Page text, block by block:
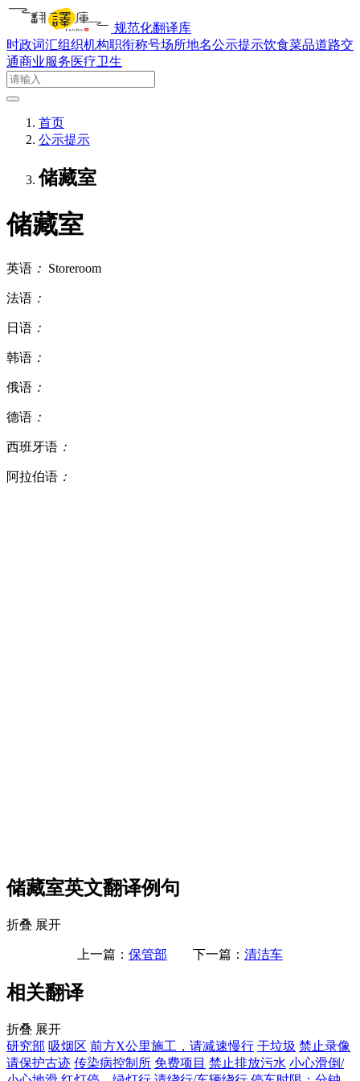
规范化翻译库
时政词汇组织机构职衔称号场所地名公示提示饮食菜品道路交
通商业服务医疗卫生
首页
公示提示
储藏室
储藏室
英语 ： Storeroom
法语 ：
日语 ：
韩语 ：
俄语 ：
德语 ：
西班牙语 ：
阿拉伯语 ：
储藏室英文翻译例句
折叠 展开
上一篇： 保管部 下一篇： 清洁车
相关翻译
折叠 展开
研究部 吸烟区 前方X公里施工，请减速慢行 干垃圾 禁止录像
请保护古迹 传染病控制所 免费项目 禁止排放污水 小心滑倒/